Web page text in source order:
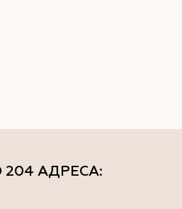
204 АДРЕСА: